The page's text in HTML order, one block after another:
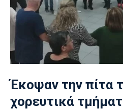
Έκοψαν την πίτα
χορευτικά